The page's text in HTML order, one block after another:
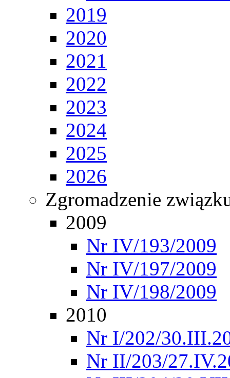
2019
2020
2021
2022
2023
2024
2025
2026
Zgromadzenie
2009
Nr IV/193/2009
Nr IV/197/2009
Nr IV/198/2009
2010
Nr I/202/
Nr II/203/